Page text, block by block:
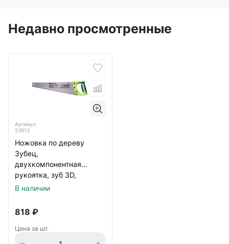
Недавно просмотренные
Артикул
23813
Ножовка по дереву
Зубец,
двухкомпонентная
рукоятка, зуб 3D,
каленый зуб, 7-8 TPI
В наличии
818 ₽
Цена за шт.